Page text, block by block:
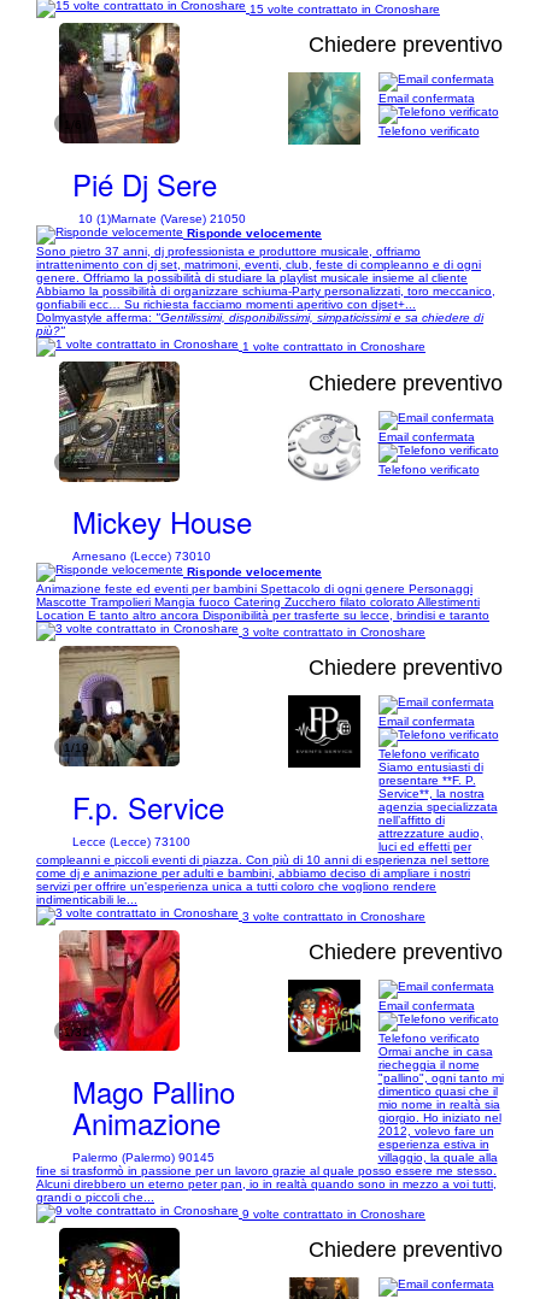
15 volte contrattato in Cronoshare
Chiedere preventivo
Pié Dj Sere
10 (1)Marnate (Varese) 21050
Email confermata
Telefono verificato
Risponde velocemente
Sono pietro 37 anni, dj professionista e produttore musicale, offriamo
intrattenimento con dj set, matrimoni, eventi, club, feste di compleanno e di ogni
genere. Offriamo la possibilità di studiare la playlist musicale insieme al cliente
Abbiamo la possibilità di organizzare schiuma-Party personalizzati, toro meccanico,
gonfiabili ecc… Su richiesta facciamo momenti aperitivo con djset+...
Dolmyastyle afferma: "Gentilissimi, disponibilissimi, simpaticissimi e sa chiedere di
più?"
1 volte contrattato in Cronoshare
1/11
Chiedere preventivo
Mickey House
Arnesano (Lecce) 73010
Email confermata
Telefono verificato
Risponde velocemente
Animazione feste ed eventi per bambini Spettacolo di ogni genere Personaggi
Mascotte Trampolieri Mangia fuoco Catering Zucchero filato colorato Allestimenti
Location E tanto altro ancora Disponibilità per trasferte su lecce, brindisi e taranto
3 volte contrattato in Cronoshare
1/19
Chiedere preventivo
F.p. Service
Lecce (Lecce) 73100
Email confermata
Telefono verificato
Siamo entusiasti di
presentare **F. P.
Service**, la nostra
agenzia specializzata
nell’affitto di
attrezzature audio,
luci ed effetti per
compleanni e piccoli eventi di piazza. Con più di 10 anni di esperienza nel settore
come dj e animazione per adulti e bambini, abbiamo deciso di ampliare i nostri
servizi per offrire un'esperienza unica a tutti coloro che vogliono rendere
indimenticabili le...
3 volte contrattato in Cronoshare
1/31
Chiedere preventivo
Mago Pallino
Animazione
Palermo (Palermo) 90145
Email confermata
Telefono verificato
Ormai anche in casa
riecheggia il nome
"pallino", ogni tanto mi
dimentico quasi che il
mio nome in realtà sia
giorgio. Ho iniziato nel
2012, volevo fare un
esperienza estiva in
villaggio, la quale alla
fine si trasformò in passione per un lavoro grazie al quale posso essere me stesso.
Alcuni direbbero un eterno peter pan, io in realtà quando sono in mezzo a voi tutti,
grandi o piccoli che...
9 volte contrattato in Cronoshare
Chiedere preventivo